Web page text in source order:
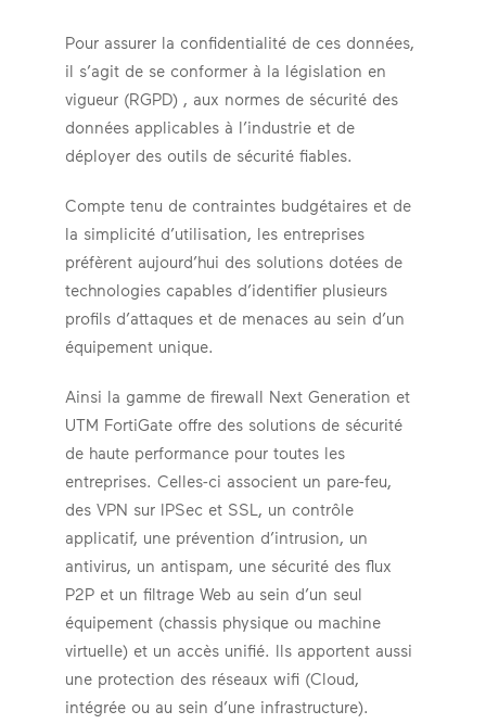
Pour assurer la confidentialité de ces données,
il s’agit de se conformer à la législation en
vigueur (RGPD) , aux normes de sécurité des
données applicables à l’industrie et de
déployer des outils de sécurité fiables.
Compte tenu de contraintes budgétaires et de
la simplicité d’utilisation, les entreprises
préfèrent aujourd’hui des solutions dotées de
technologies capables d’identifier plusieurs
profils d’attaques et de menaces au sein d’un
équipement unique.
Ainsi la gamme de firewall Next Generation et
UTM FortiGate offre des solutions de sécurité
de haute performance pour toutes les
entreprises. Celles-ci associent un pare-feu,
des VPN sur IPSec et SSL, un contrôle
applicatif, une prévention d’intrusion, un
antivirus, un antispam, une sécurité des flux
P2P et un filtrage Web au sein d’un seul
équipement (chassis physique ou machine
virtuelle) et un accès unifié. Ils apportent aussi
une protection des réseaux wifi (Cloud,
intégrée ou au sein d’une infrastructure).